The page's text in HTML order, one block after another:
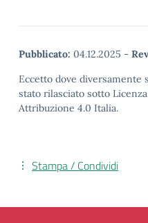
Pubblicato: 04.12.2025 -
Eccetto dove diversamente
stato rilasciato sotto
Attribuzione 4.0 Italia.
Stampa / Condividi